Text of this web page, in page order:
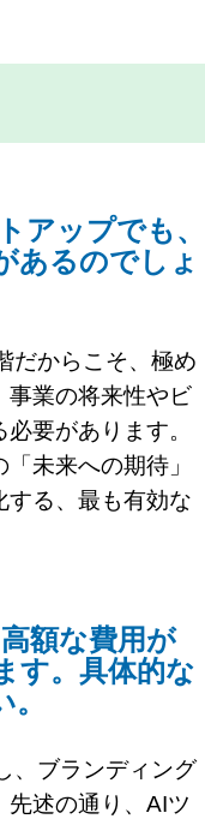
アップでも、
あるのでしょ
だからこそ、極め
事業の将来性やビ
要があります。
未来への期待」
する、最も有効な
額な費用が
す。具体的な
、ブランディング
先述の通り、AIツ